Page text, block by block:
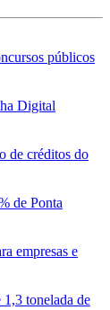
públicos
Digital
de créditos do
de Ponta
empresas e
1,3 tonelada de